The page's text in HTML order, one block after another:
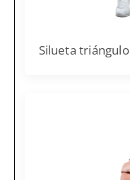
Silueta triángulo